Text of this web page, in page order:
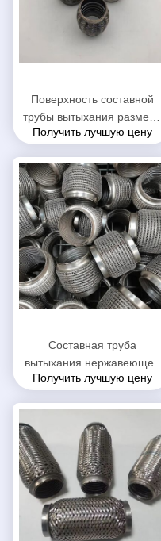
Поверхность составной
трубы вытыхания размера
45 кс 200мм
заплетенная проводом
зацепленная наружная
Получить лучшую цену
Составная труба
вытыхания нержавеющей
стали автоматическая
внутренний
Получить лучшую цену